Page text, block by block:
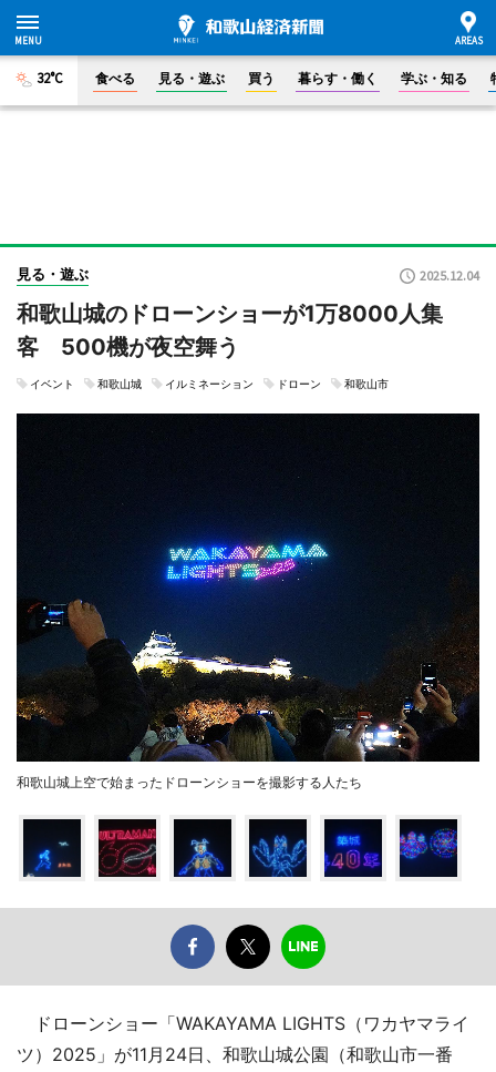
32°C 食べる 見る・遊ぶ 買う 暮らす・働く 学ぶ・知る
見る・遊ぶ 2025.12.04
和歌山城のドローンショーが1万8000人集
客 500機が夜空舞う
イベント 和歌山城 イルミネーション ドローン 和歌山市
和歌山城上空で始まったドローンショーを撮影する人たち
ドローンショー「WAKAYAMA LIGHTS（ワカヤマライ
ツ）2025」が11月24日、和歌山城公園（和歌山市一番